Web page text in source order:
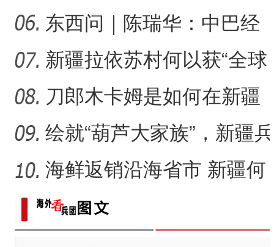
万亩盐碱地当年治理当年
高
东西问｜陈瑞华：中巴经
济走廊如何体现“共商共建
新疆拉依苏村何以获“全球
人居环境村落范例”奖？
刀郎木卡姆是如何在新疆
麦盖提县有序传承的？
绘就“葫芦大家族”，新疆兵
团83岁老人为何痴迷烙
海鲜返销沿海省市 新疆何
以成中国的“大漠渔乡”？